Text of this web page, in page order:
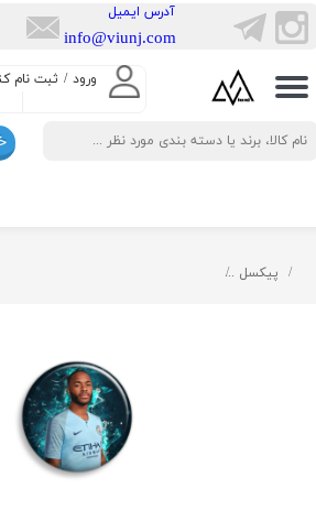
ورود / ثبت نام
حساب کاربری من
تغییر گذر واژه
سفارشات
​آدرس ایمیل
info@viunj.com
پیکسل